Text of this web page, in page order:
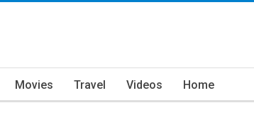
Movies Travel Videos Home